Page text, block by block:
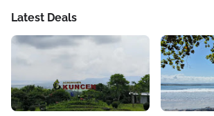
Latest Deals